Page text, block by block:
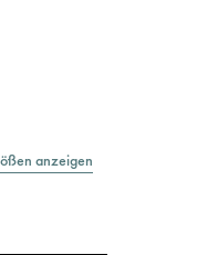
anzeigen